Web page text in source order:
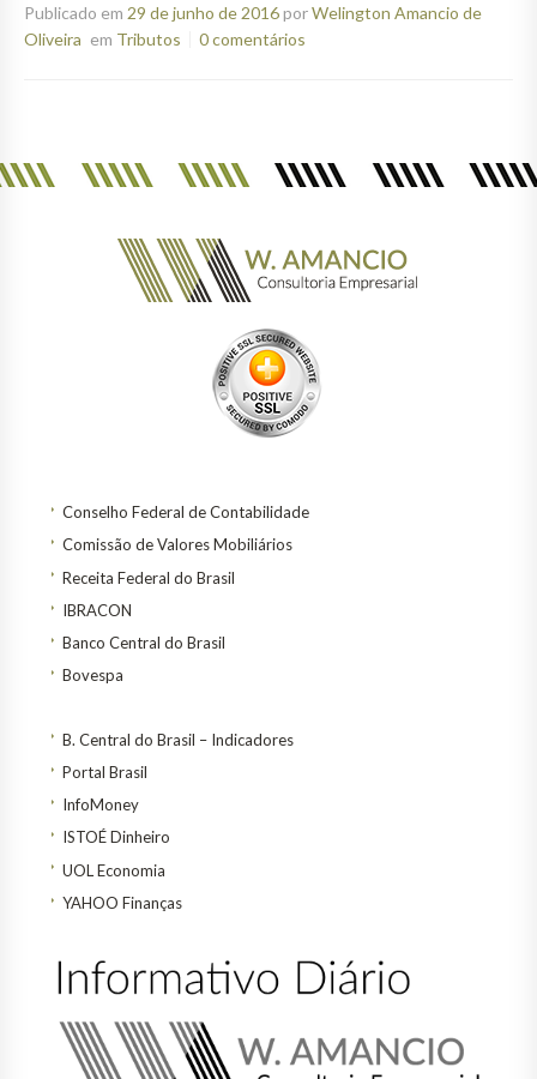
Publicado em 29 de junho de 2016porWelington Amancio de
Oliveira em Tributos 0 comentários
Conselho Federal de Contabilidade
Comissão de Valores Mobiliários
Receita Federal do Brasil
IBRACON
Banco Central do Brasil
Bovespa
B. Central do Brasil – Indicadores
Portal Brasil
InfoMoney
ISTOÉ Dinheiro
UOL Economia
YAHOO Finanças